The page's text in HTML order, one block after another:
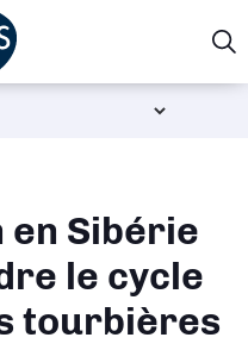
en Sibérie
le cycle
tourbières